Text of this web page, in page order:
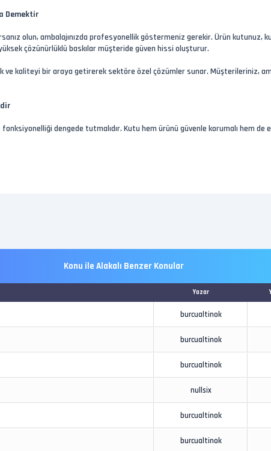
Demektir
olun, ambalajınızda profesyonellik göstermeniz gerekir. Ürün kutunuz,
çözünürlüklü baskılar müşteride güven hissi oluşturur.
ve kaliteyi bir araya getirerek sektöre özel çözümler sunar. Müşterileriniz,
dengede tutmalıdır. Kutu hem ürünü güvenle korumalı hem
Konu ile Alakalı Benzer Konular
Yazar
burcualtinok
burcualtinok
burcualtinok
nullsix
burcualtinok
burcualtinok